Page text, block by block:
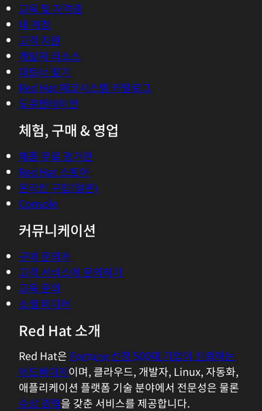
교육 및 자격증
내 계정
고객 지원
개발자 리소스
파트너 찾기
Red Hat 에코시스템 카탈로그
도큐멘테이션
체험, 구매 & 영업
제품 무료 평가판
Red Hat 스토어
온라인 구입(일본)
Console
커뮤니케이션
구매 문의처
고객 서비스에 문의하기
교육 문의
소셜 미디어
Red Hat 소개
Red Hat은 Fortune 선정 500대 기업이 신뢰하는
어드바이저이며, 클라우드, 개발자, Linux, 자동화,
애플리케이션 플랫폼 기술 분야에서 전문성은 물론
수상 경력을 갖춘 서비스를 제공합니다.